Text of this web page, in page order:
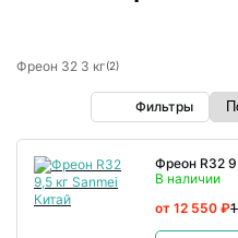
Фреон 32 3 кг(2)
Фильтры
Фреон R32
В наличии
от 12 550 ₽